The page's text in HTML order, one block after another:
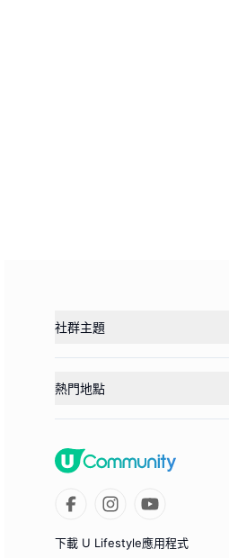
社群主題
熱門地點
下載 U Lifestyle應用程式